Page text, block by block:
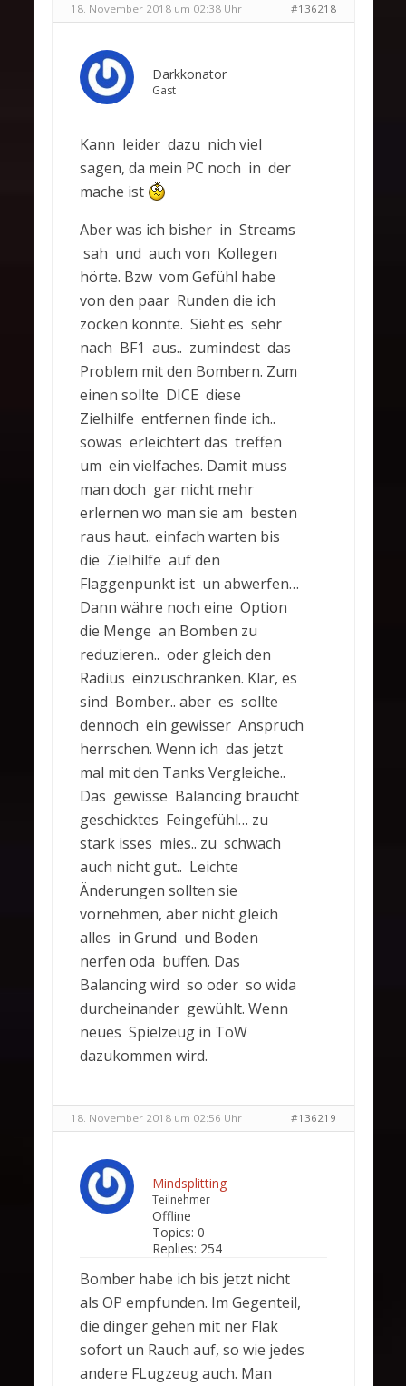
18. November 2018 um 02:38 Uhr #136218
Darkkonator
Gast
Kann leider dazu nich viel
sagen, da mein PC noch in der
mache ist
Aber was ich bisher in Streams
sah und auch von Kollegen
hörte. Bzw vom Gefühl habe
von den paar Runden die ich
zocken konnte. Sieht es sehr
nach BF1 aus.. zumindest das
Problem mit den Bombern. Zum
einen sollte DICE diese
Zielhilfe entfernen finde ich..
sowas erleichtert das treffen
um ein vielfaches. Damit muss
man doch gar nicht mehr
erlernen wo man sie am besten
raus haut.. einfach warten bis
die Zielhilfe auf den
Flaggenpunkt ist un abwerfen…
Dann währe noch eine Option
die Menge an Bomben zu
reduzieren.. oder gleich den
Radius einzuschränken. Klar, es
sind Bomber.. aber es sollte
dennoch ein gewisser Anspruch
herrschen. Wenn ich das jetzt
mal mit den Tanks Vergleiche..
Das gewisse Balancing braucht
geschicktes Feingefühl… zu
stark isses mies.. zu schwach
auch nicht gut.. Leichte
Änderungen sollten sie
vornehmen, aber nicht gleich
alles in Grund und Boden
nerfen oda buffen. Das
Balancing wird so oder so wida
durcheinander gewühlt. Wenn
neues Spielzeug in ToW
dazukommen wird.
18. November 2018 um 02:56 Uhr #136219
Mindsplitting
Teilnehmer
Offline
Topics: 0
Replies: 254
Bomber habe ich bis jetzt nicht
als OP empfunden. Im Gegenteil,
die dinger gehen mit ner Flak
sofort un Rauch auf, so wie jedes
andere FLugzeug auch. Man